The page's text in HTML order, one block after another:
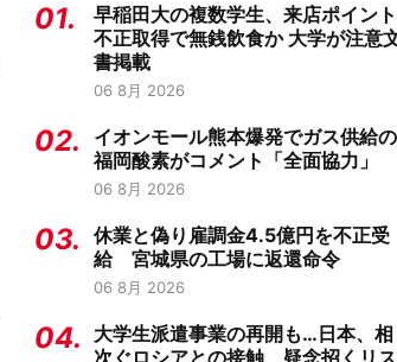
01.
早稲田大の複数学生、来店ポイント
不正取得で無銭飲食か 大学が注意
書掲載
06 8月 2026
02.
イオンモール熊本爆発でガス供給の
福岡酸素がコメント「全面協力」
06 8月 2026
03.
休業と偽り雇調金4.5億円を不正受
給 宮城県の工場に返還命令
06 8月 2026
04.
大学生派遣事業の再開も…日本、相
次ぐロシアとの接触 疑念招くリス